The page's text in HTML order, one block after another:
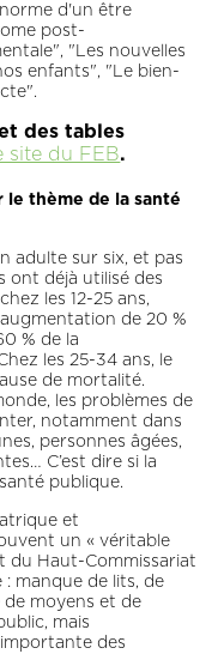
d'un être
post-
"Les nouvelles
enfants", "Le bien-
des tables
site du FEB.
le thème de la santé
adulte sur six, et pas
ont déjà utilisé des
les 12-25 ans,
augmentation de 20 %
% de la
les 25-34 ans, le
de mortalité.
les problèmes de
notamment dans
personnes âgées,
C’est dire si la
publique.
et
un « véritable
Haut-Commissariat
manque de lits, de
de moyens et de
mais
des